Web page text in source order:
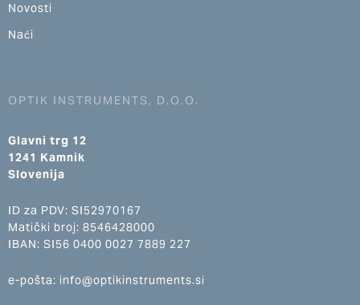
Novosti
Naći
OPTIK INSTRUMENTS, D.O.O.
Glavni trg 12
1241 Kamnik
Slovenija
ID za PDV: SI52970167
Matički broj: 8546428000
IBAN: SI56 0400 0027 7889 227
e-pošta: info@optikinstruments.si